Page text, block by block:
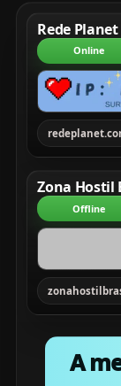
Tabela com
Rede Planet
Online
Zona Hostil
Offline
A